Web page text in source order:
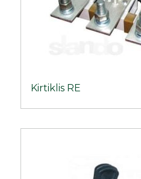
Kirtiklis RE